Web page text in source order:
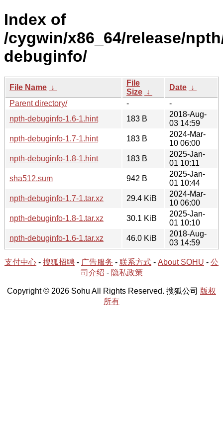
Index of
/cygwin/x86_64/release/
debuginfo/
File Name ↓
File
Size ↓
Date ↓
Parent directory/
-
-
npth-debuginfo-1.6-1.hint
183 B
2018-Aug-
03 14:59
npth-debuginfo-1.7-1.hint
183 B
2024-Mar-
10 06:00
npth-debuginfo-1.8-1.hint
183 B
2025-Jan-
01 10:11
sha512.sum
942 B
2025-Jan-
01 10:44
npth-debuginfo-1.7-1.tar.xz
29.4 KiB
2024-Mar-
10 06:00
npth-debuginfo-1.8-1.tar.xz
30.1 KiB
2025-Jan-
01 10:10
npth-debuginfo-1.6-1.tar.xz
46.0 KiB
2018-Aug-
03 14:59
支付中心 - 搜狐招聘 - 广告服务 - 联系方式 - About SOHU - 公
司介绍 - 隐私政策
Copyright © 2026 Sohu All Rights Reserved. 搜狐公司 版权
所有